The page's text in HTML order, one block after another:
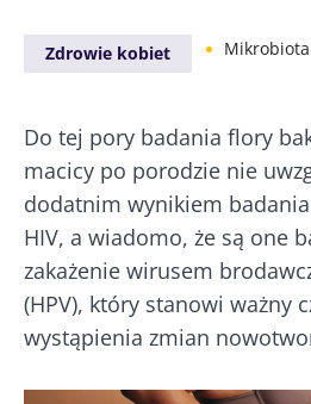
Zdrowie kobiet
Do tej pory badania flory
macicy po porodzie nie
dodatnim wynikiem
HIV, a wiadomo, że są one
zakażenie wirusem
(HPV), który stanowi ważny
wystąpienia zmian